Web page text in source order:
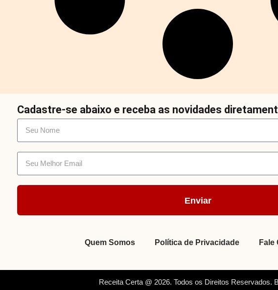
Cadastre-se abaixo e receba as novidades
Enviar
Quem Somos Política de Privacidade Fale
Receita Certa @ 2026. Todos os Direitos Reservados.